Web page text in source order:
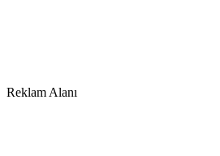
Reklam Alanı